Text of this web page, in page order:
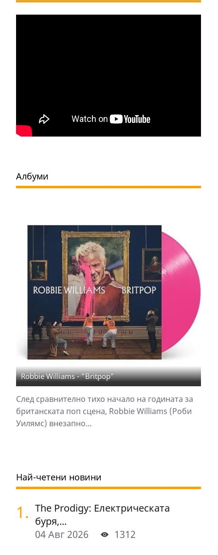
Албуми
Robbie Williams - "Britpop"
След сравнително тихо начало на годината за
британската поп сцена, Robbie Williams (Роби
Уилямс) внезапно...
Най-четени новини
1. The Prodigy: Електрическата
буря,...
04 Авг 2026
1312